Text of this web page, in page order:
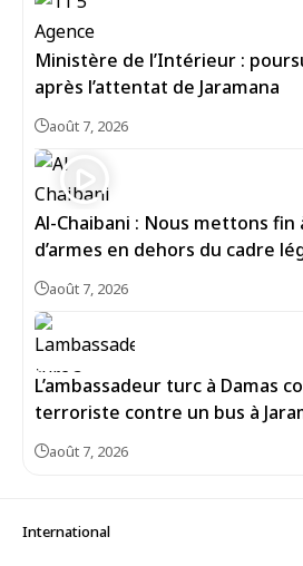
Ministère de l’Intérieur :
après l’attentat de Jaramana
août 7, 2026
Al-Chaibani : Nous mettons
d’armes en dehors du cadre
août 7, 2026
L’ambassadeur turc à Damas
terroriste contre un bus à
août 7, 2026
International